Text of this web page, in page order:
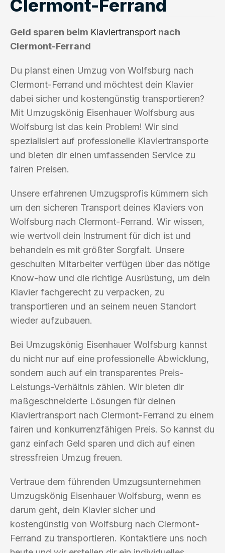
Clermont-Ferrand
Geld sparen beim Klaviertransport nach
Clermont-Ferrand
Du planst einen Umzug von Wolfsburg nach
Clermont-Ferrand und möchtest dein Klavier
dabei sicher und kostengünstig transportieren?
Mit Umzugskönig Eisenhauer Wolfsburg aus
Wolfsburg ist das kein Problem! Wir sind
spezialisiert auf professionelle Klaviertransporte
und bieten dir einen umfassenden Service zu
fairen Preisen.
Unsere erfahrenen Umzugsprofis kümmern sich
um den sicheren Transport deines Klaviers von
Wolfsburg nach Clermont-Ferrand. Wir wissen,
wie wertvoll dein Instrument für dich ist und
behandeln es mit größter Sorgfalt. Unsere
geschulten Mitarbeiter verfügen über das nötige
Know-how und die richtige Ausrüstung, um dein
Klavier fachgerecht zu verpacken, zu
transportieren und an seinem neuen Standort
wieder aufzubauen.
Bei Umzugskönig Eisenhauer Wolfsburg kannst
du nicht nur auf eine professionelle Abwicklung,
sondern auch auf ein transparentes Preis-
Leistungs-Verhältnis zählen. Wir bieten dir
maßgeschneiderte Lösungen für deinen
Klaviertransport nach Clermont-Ferrand zu einem
fairen und konkurrenzfähigen Preis. So kannst du
ganz einfach Geld sparen und dich auf einen
stressfreien Umzug freuen.
Vertraue dem führenden Umzugsunternehmen
Umzugskönig Eisenhauer Wolfsburg, wenn es
darum geht, dein Klavier sicher und
kostengünstig von Wolfsburg nach Clermont-
Ferrand zu transportieren. Kontaktiere uns noch